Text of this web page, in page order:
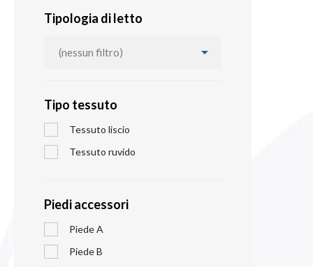
Tipologia di letto
(nessun filtro) 
Tipo tessuto
Tessuto liscio
Tessuto ruvido
Piedi accessori
Piede A
Piede B